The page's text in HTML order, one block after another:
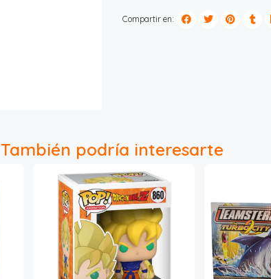
Compartir en:
También podría interesarte